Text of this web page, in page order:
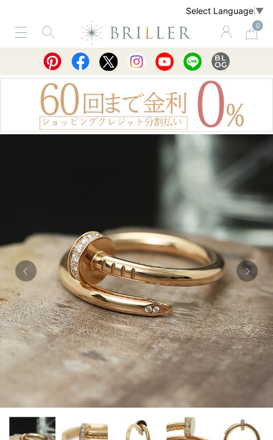
Select Language ▼
0
サービス ショッピングガイド 買取